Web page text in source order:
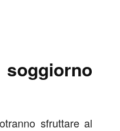
sfruttare al